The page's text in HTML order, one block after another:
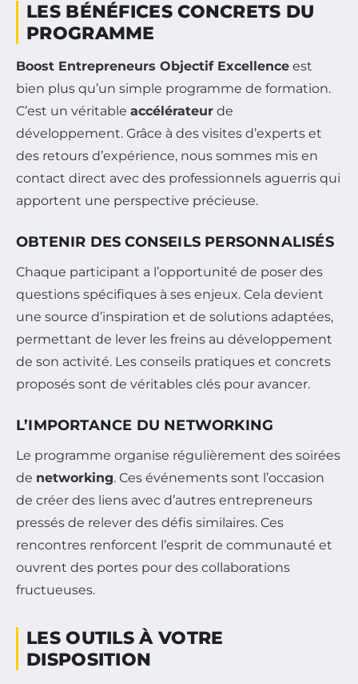
LES BÉNÉFICES CONCRETS DU
PROGRAMME
Boost Entrepreneurs Objectif Excellence est
bien plus qu’un simple programme de formation.
C’est un véritable accélérateur de
développement. Grâce à des visites d’experts et
des retours d’expérience, nous sommes mis en
contact direct avec des professionnels aguerris qui
apportent une perspective précieuse.
OBTENIR DES CONSEILS PERSONNALISÉS
Chaque participant a l’opportunité de poser des
questions spécifiques à ses enjeux. Cela devient
une source d’inspiration et de solutions adaptées,
permettant de lever les freins au développement
de son activité. Les conseils pratiques et concrets
proposés sont de véritables clés pour avancer.
L’IMPORTANCE DU NETWORKING
Le programme organise régulièrement des soirées
de networking. Ces événements sont l’occasion
de créer des liens avec d’autres entrepreneurs
pressés de relever des défis similaires. Ces
rencontres renforcent l’esprit de communauté et
ouvrent des portes pour des collaborations
fructueuses.
LES OUTILS À VOTRE
DISPOSITION